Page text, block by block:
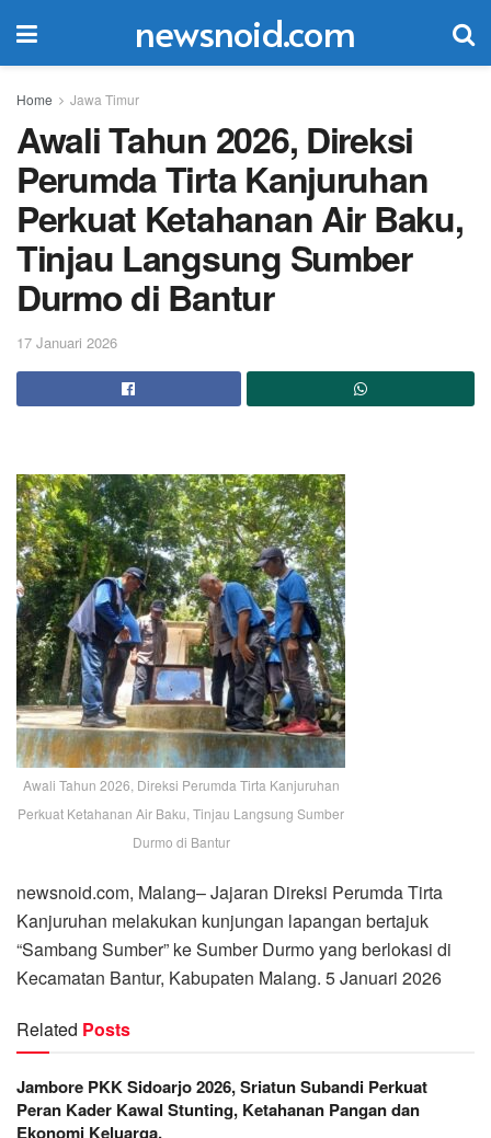
newsnoid.com
Home Jawa Timur
Awali Tahun 2026, Direksi
Perumda Tirta Kanjuruhan
Perkuat Ketahanan Air Baku,
Tinjau Langsung Sumber
Durmo di Bantur
17 Januari 2026
Awali Tahun 2026, Direksi Perumda Tirta Kanjuruhan
Perkuat Ketahanan Air Baku, Tinjau Langsung Sumber
Durmo di Bantur
newsnoid.com, Malang– Jajaran Direksi Perumda Tirta
Kanjuruhan melakukan kunjungan lapangan bertajuk
“Sambang Sumber” ke Sumber Durmo yang berlokasi di
Kecamatan Bantur, Kabupaten Malang. 5 Januari 2026
Related Posts
Jambore PKK Sidoarjo 2026, Sriatun Subandi Perkuat
Peran Kader Kawal Stunting, Ketahanan Pangan dan
Ekonomi Keluarga.